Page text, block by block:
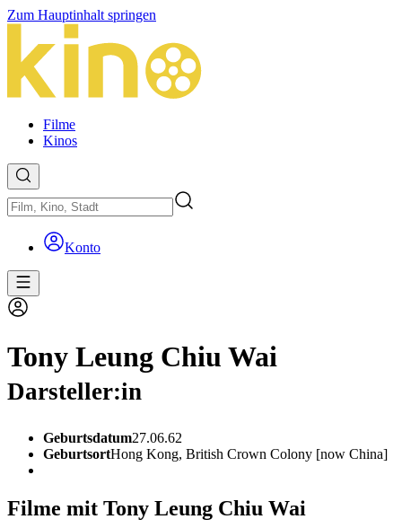
Zum Hauptinhalt springen
Filme
Kinos
Konto
Tony Leung Chiu Wai
Darsteller:in
Geburtsdatum27.06.62
GeburtsortHong Kong, British Crown Colony [now China]
Filme mit Tony Leung Chiu Wai